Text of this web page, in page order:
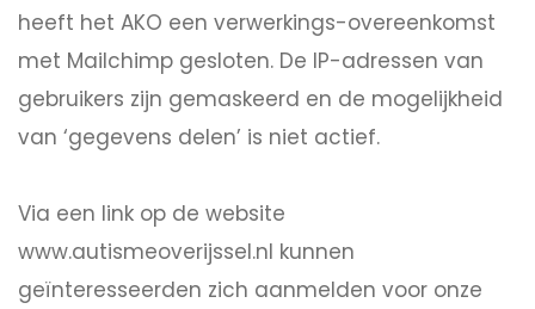
heeft het AKO een verwerkings-overeenkomst
met Mailchimp gesloten. De IP-adressen van
gebruikers zijn gemaskeerd en de mogelijkheid
van ‘gegevens delen’ is niet actief.
Via een link op de website
www.autismeoverijssel.nl kunnen
geïnteresseerden zich aanmelden voor onze